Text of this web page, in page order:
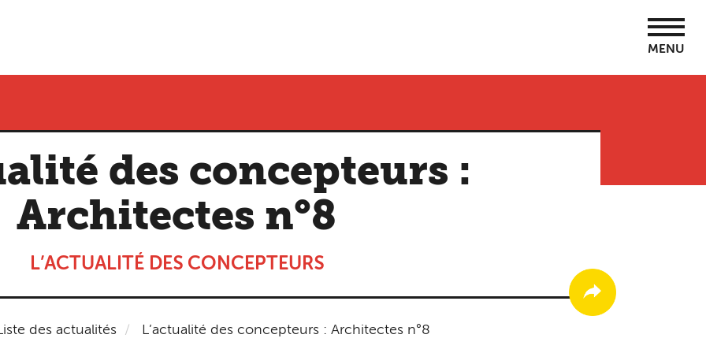
MENU
des concepteurs :
Architectes n°8
L’ACTUALITÉ DES CONCEPTEURS
Liste des actualités L’actualité des concepteurs : Architectes n°8